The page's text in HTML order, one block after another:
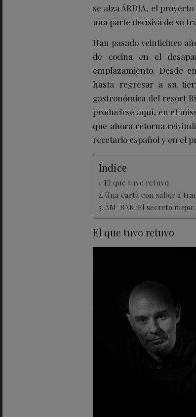
se alza ÁRDIA, el
una parte decisiva de su
Han pasado veinticinco
de cocina en el
emplazamiento. Desde
hasta regresar a su
gastronómica del resort
producirse aquí, en el
que ahora retorna
recetario español y en el
Índice
El que tuvo retuvo
Una carta con sabor a
ÂM-BAR: El secreto
El que tuvo retuvo